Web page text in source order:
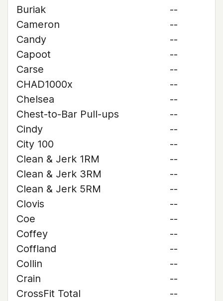
Buriak
--
Cameron
--
Candy
--
Capoot
--
Carse
--
CHAD1000x
--
Chelsea
--
Chest-to-Bar Pull-ups
--
Cindy
--
City 100
--
Clean & Jerk 1RM
--
Clean & Jerk 3RM
--
Clean & Jerk 5RM
--
Clovis
--
Coe
--
Coffey
--
Coffland
--
Collin
--
Crain
--
CrossFit Total
--